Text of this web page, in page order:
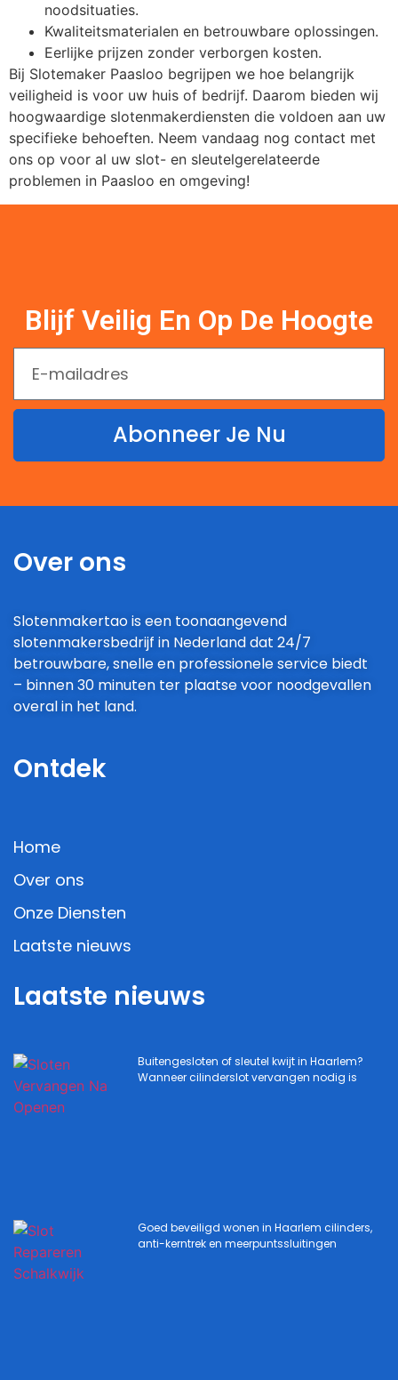
noodsituaties.
Kwaliteitsmaterialen en betrouwbare oplossingen.
Eerlijke prijzen zonder verborgen kosten.
Bij Slotemaker Paasloo begrijpen we hoe belangrijk
veiligheid is voor uw huis of bedrijf. Daarom bieden wij
hoogwaardige slotenmakerdiensten die voldoen aan uw
specifieke behoeften. Neem vandaag nog contact met
ons op voor al uw slot- en sleutelgerelateerde
problemen in Paasloo en omgeving!
Blijf Veilig En Op De Hoogte
Abonneer Je Nu
Over ons
Slotenmakertao is een toonaangevend
slotenmakersbedrijf in Nederland dat 24/7
betrouwbare, snelle en professionele service biedt
– binnen 30 minuten ter plaatse voor noodgevallen
overal in het land.
Ontdek
Home
Over ons
Onze Diensten
Laatste nieuws
Laatste nieuws
Buitengesloten of sleutel kwijt in Haarlem?
Wanneer cilinderslot vervangen nodig is
Goed beveiligd wonen in Haarlem cilinders,
anti-kerntrek en meerpuntssluitingen